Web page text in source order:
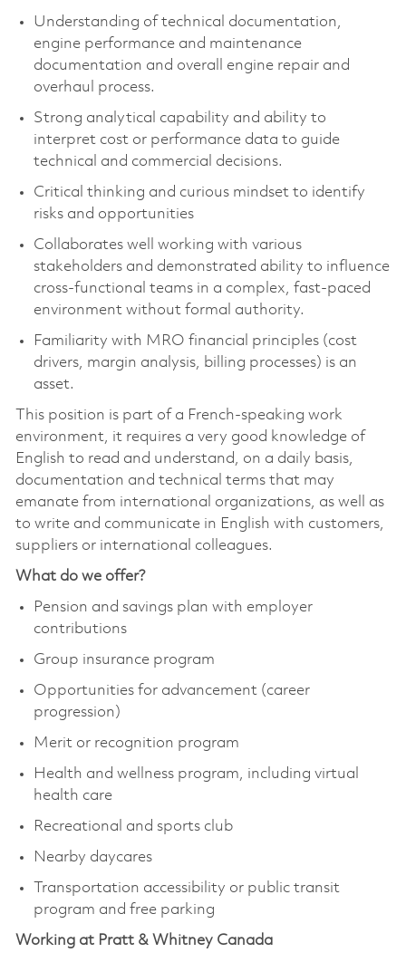
Understanding of technical documentation,
engine performance and maintenance
documentation and overall engine repair and
overhaul process.
Strong analytical capability and ability to
interpret cost or performance data to guide
technical and commercial decisions.
Critical thinking and curious mindset to identify
risks and opportunities
Collaborates well working with various
stakeholders and demonstrated ability to influence
cross-functional teams in a complex, fast-paced
environment without formal authority.
Familiarity with MRO financial principles (cost
drivers, margin analysis, billing processes) is an
asset.
This position is part of a French-speaking work
environment, it requires a very good knowledge of
English to read and understand, on a daily basis,
documentation and technical terms that may
emanate from international organizations, as well as
to write and communicate in English with customers,
suppliers or international colleagues.
What do we offer?
Pension and savings plan with employer
contributions
Group insurance program
Opportunities for advancement (career
progression)
Merit or recognition program
Health and wellness program, including virtual
health care
Recreational and sports club
Nearby daycares
Transportation accessibility or public transit
program and free parking
Working at Pratt & Whitney Canada